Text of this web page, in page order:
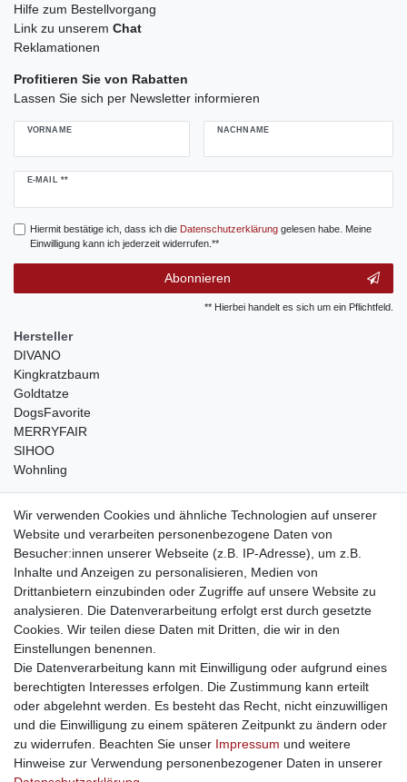
Hilfe zum Bestellvorgang
Link zu unserem Chat
Reklamationen
Profitieren Sie von Rabatten
Lassen Sie sich per Newsletter informieren
VORNAME NACHNAME
E-MAIL **
Newsletter
Hiermit bestätige ich, dass ich die Daten­schutz­erklärunggelesen habe. Meine
Einwilligung kann ich jederzeit widerrufen.**
Abonnieren
** Hierbei handelt es sich um ein Pflichtfeld.
Hersteller
DIVANO
Kingkratzbaum
Goldtatze
DogsFavorite
MERRYFAIR
SIHOO
Wohnling
weitere Shops
traumlampen- Lampen und Kronleuchter
kinderwagencenter- Exklusive und günstige Kinderwagen
gastrogeraete24- alles für Gastronomie und Imbiss
soziale Medien
Facebook
sicher einkaufen
Sichere Bestellung und Zahlung via SSL Verschlüsselung
Wir verwenden Cookies und ähnliche Technologien auf unserer
Website und verarbeiten personenbezogene Daten von
Besucher:innen unserer Webseite (z.B. IP-Adresse), um z.B.
Inhalte und Anzeigen zu personalisieren, Medien von
Drittanbietern einzubinden oder Zugriffe auf unsere Website zu
analysieren. Die Datenverarbeitung erfolgt erst durch gesetzte
Cookies. Wir teilen diese Daten mit Dritten, die wir in den
Einstellungen benennen.
Die Datenverarbeitung kann mit Einwilligung oder aufgrund eines
berechtigten Interesses erfolgen. Die Zustimmung kann erteilt
oder abgelehnt werden. Es besteht das Recht, nicht einzuwilligen
und die Einwilligung zu einem späteren Zeitpunkt zu ändern oder
zu widerrufen. Beachten Sie unser Impressum und weitere
Hinweise zur Verwendung personenbezogener Daten in unserer